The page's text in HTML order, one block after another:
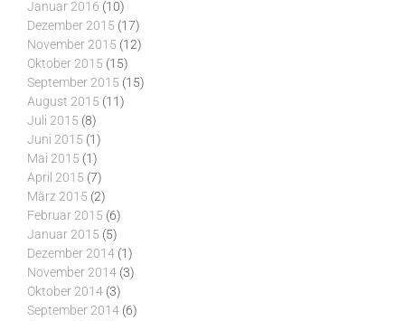
Januar 2016 (10)
Dezember 2015 (17)
November 2015 (12)
Oktober 2015 (15)
September 2015 (15)
August 2015 (11)
Juli 2015 (8)
Juni 2015 (1)
Mai 2015 (1)
April 2015 (7)
März 2015 (2)
Februar 2015 (6)
Januar 2015 (5)
Dezember 2014 (1)
November 2014 (3)
Oktober 2014 (3)
September 2014 (6)